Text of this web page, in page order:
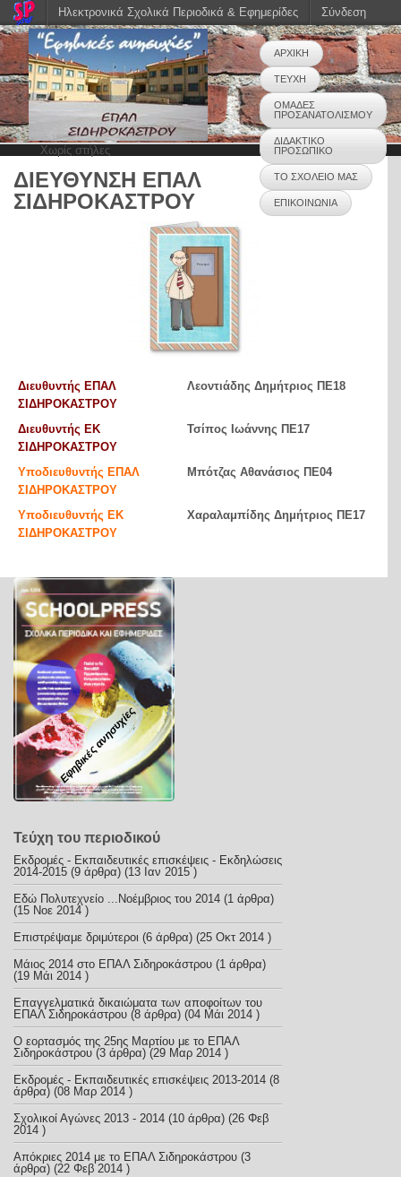
ΑΡΧΙΚΗ
ΤΕΥΧΗ
ΟΜΑΔΕΣ
ΠΡΟΣΑΝΑΤΟΛΙΣΜΟΥ
ΔΙΔΑΚΤΙΚΟ
ΠΡΟΣΩΠΙΚΟ
ΤΟ ΣΧΟΛΕΙΟ ΜΑΣ
ΕΠΙΚΟΙΝΩΝΙΑ
Χωρίς στήλες
ΔΙΕΥΘΥΝΣΗ ΕΠΑΛ
ΣΙΔΗΡΟΚΑΣΤΡΟΥ
Διευθυντής ΕΠΑΛ
ΣΙΔΗΡΟΚΑΣΤΡΟΥ
Λεοντιάδης Δημήτριος ΠΕ18
Διευθυντής ΕΚ
ΣΙΔΗΡΟΚΑΣΤΡΟΥ
Τσίπος Ιωάννης ΠΕ17
Υποδιευθυντής ΕΠΑΛ
ΣΙΔΗΡΟΚΑΣΤΡΟΥ
Μπότζας Αθανάσιος ΠΕ04
Υποδιευθυντής ΕΚ
ΣΙΔΗΡΟΚΑΣΤΡΟΥ
Χαραλαμπίδης Δημήτριος ΠΕ17
Εφηβικές ανησυχίες
Τεύχη του περιοδικού
Εκδρομές - Εκπαιδευτικές επισκέψεις - Εκδηλώσεις
2014-2015 (9 άρθρα) (13 Ιαν 2015 )
Εδώ Πολυτεχνείο ...Νοέμβριος του 2014 (1 άρθρα)
(15 Νοε 2014 )
Επιστρέψαμε δριμύτεροι (6 άρθρα) (25 Οκτ 2014 )
Μάιος 2014 στο ΕΠΑΛ Σιδηροκάστρου (1 άρθρα)
(19 Μάι 2014 )
Επαγγελματικά δικαιώματα των αποφοίτων του
ΕΠΑΛ Σιδηροκάστρου (8 άρθρα) (04 Μάι 2014 )
Ο εορτασμός της 25ης Μαρτίου με το ΕΠΑΛ
Σιδηροκάστρου (3 άρθρα) (29 Μαρ 2014 )
Εκδρομές - Εκπαιδευτικές επισκέψεις 2013-2014 (8
άρθρα) (08 Μαρ 2014 )
Σχολικοί Αγώνες 2013 - 2014 (10 άρθρα) (26 Φεβ
2014 )
Απόκριες 2014 με το ΕΠΑΛ Σιδηροκάστρου (3
άρθρα) (22 Φεβ 2014 )
Ηλεκτρονικά Σχολικά Περιοδικά & Εφημερίδες Σύνδεση